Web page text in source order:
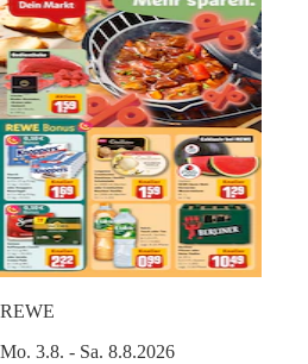
REWE
Mo. 3.8. - Sa. 8.8.2026